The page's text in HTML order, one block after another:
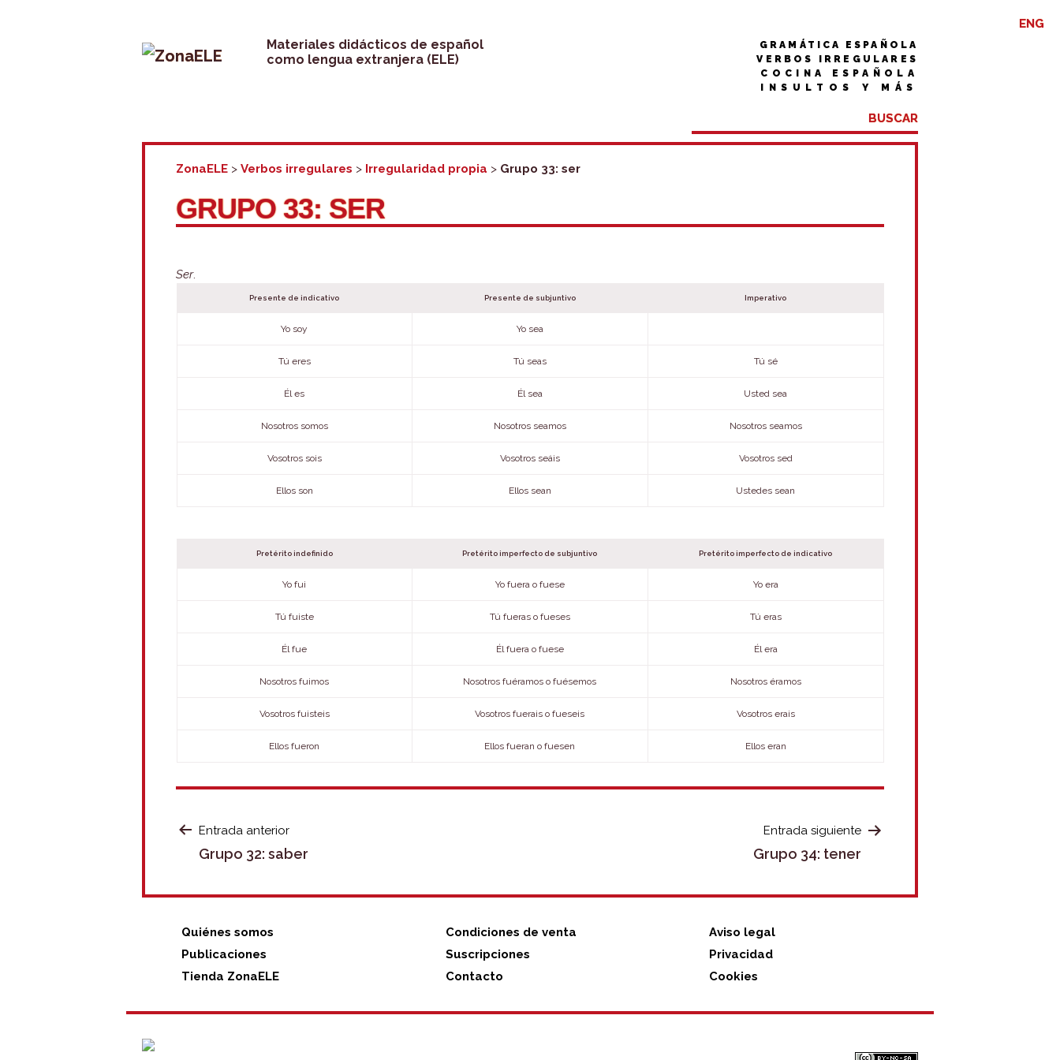
contenido
Materiales didácticos de español
como lengua extranjera (ELE)
GRAMÁTICA ESPAÑOLA
VERBOS IRREGULARES
COCINA ESPAÑOLA
INSULTOS Y MÁS
ENG
ZonaELE >Verbos irregulares > Irregularidad propia > Grupo 33: ser
GRUPO 33: SER
Ser.
Presente de indicativo Presente de subjuntivo Imperativo
Yo soy Yo sea
Tú eres Tú seas Tú sé
Él es Él sea Usted sea
Nosotros somos Nosotros seamos Nosotros seamos
Vosotros sois Vosotros seáis Vosotros sed
Ellos son Ellos sean Ustedes sean
Pretérito indefinido Pretérito imperfecto de subjuntivo Pretérito imperfecto de indicativo
Yo fui Yo fuera o fuese Yo era
Tú fuiste Tú fueras o fueses Tú eras
Él fue Él fuera o fuese Él era
Nosotros fuimos Nosotros fuéramos o fuésemos Nosotros éramos
Vosotros fuisteis Vosotros fuerais o fueseis Vosotros erais
Ellos fueron Ellos fueran o fuesen Ellos eran
NAVEGACIÓN
DE
ENTRADAS
Entrada anterior
Grupo 32: saber
Entrada siguiente
Grupo 34: tener
Quiénes somos
Publicaciones
Tienda ZonaELE
Condiciones de venta
Suscripciones
Contacto
Aviso legal
Privacidad
Cookies